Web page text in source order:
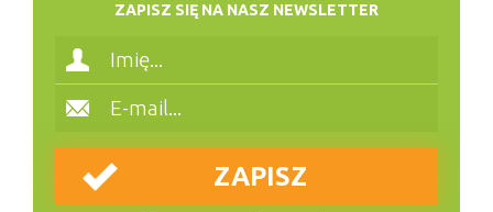
ZAPISZ SIĘ NA NASZ NEWSLETTER